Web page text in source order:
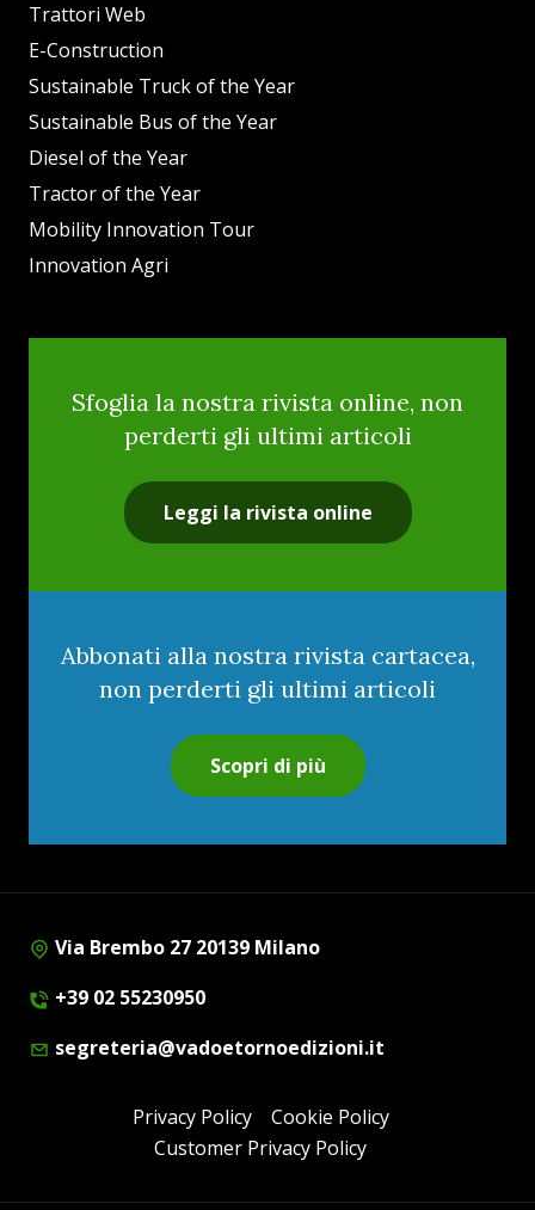
Trattori Web
E-Construction
Sustainable Truck of the Year
Sustainable Bus of the Year
Diesel of the Year
Tractor of the Year
Mobility Innovation Tour
Innovation Agri
Sfoglia la nostra rivista online, non
perderti gli ultimi articoli
Leggi la rivista online
Abbonati alla nostra rivista cartacea,
non perderti gli ultimi articoli
Scopri di più
Via Brembo 27 20139 Milano
+39 02 55230950
segreteria@vadoetornoedizioni.it
Privacy Policy
Cookie Policy
Customer Privacy Policy